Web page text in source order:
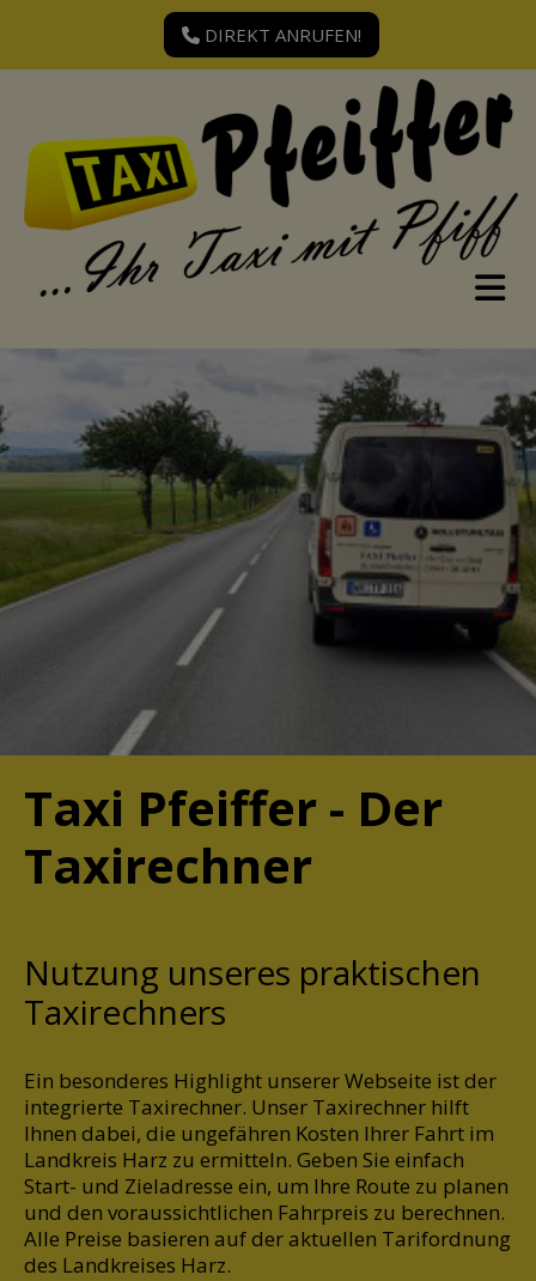
DIREKT ANRUFEN!
Taxi Pfeiffer - Der
Taxirechner
Nutzung unseres praktischen
Taxirechners
Ein besonderes Highlight unserer Webseite ist der
integrierte Taxirechner. Unser Taxirechner hilft
Ihnen dabei, die ungefähren Kosten Ihrer Fahrt im
Landkreis Harz zu ermitteln. Geben Sie einfach
Start- und Zieladresse ein, um Ihre Route zu planen
und den voraussichtlichen Fahrpreis zu berechnen.
Alle Preise basieren auf der aktuellen Tarifordnung
des Landkreises Harz.